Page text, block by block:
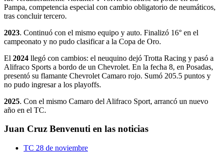
Pampa, competencia especial con cambio obligatorio de neumáticos,
tras concluir tercero.
2023. Continuó con el mismo equipo y auto. Finalizó 16° en el
campeonato y no pudo clasificar a la Copa de Oro.
El 2024 llegó con cambios: el neuquino dejó Trotta Racing y pasó a
Alifraco Sports a bordo de un Chevrolet. En la fecha 8, en Posadas,
presentó su flamante Chevrolet Camaro rojo. Sumó 205.5 puntos y
no pudo ingresar a los playoffs.
2025. Con el mismo Camaro del Alifraco Sport, arrancó un nuevo
año en el TC.
Juan Cruz Benvenuti en las noticias
TC 28 de noviembre